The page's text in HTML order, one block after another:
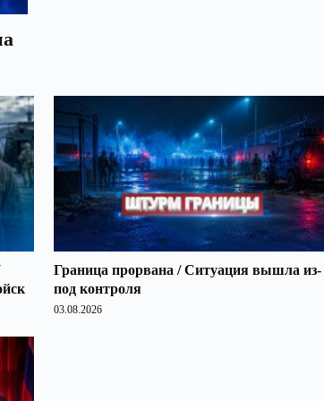
Граница прорвана / Ситуация вышла из-
под контроля
03.08.2026